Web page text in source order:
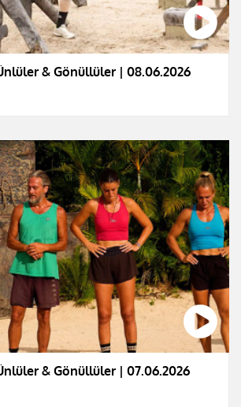
& Gönüllüler | 08.06.2026
& Gönüllüler | 07.06.2026